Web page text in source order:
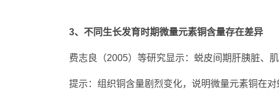
3、不同生长发育时期微量元素铜含量存在差异
费志良（2005）等研究显示：蜕皮间期肝胰脏、
提示：组织铜含量剧烈变化，说明微量元素铜在